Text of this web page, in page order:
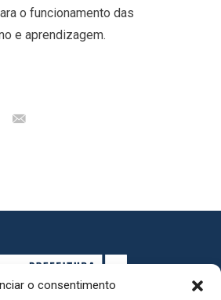
o consentimento
o funcionamento das
e aprendizagem.